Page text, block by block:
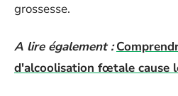
grossesse.
A lire également :
d'alcoolisation fœtale cause